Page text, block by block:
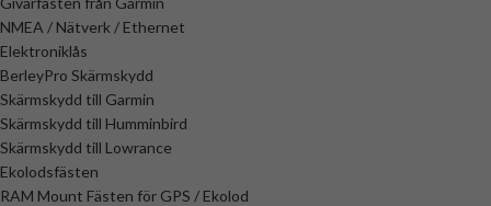
NMEA / Nätverk / Ethernet
Elektroniklås
BerleyPro Skärmskydd
Skärmskydd till Garmin
Skärmskydd till Humminbird
Skärmskydd till Lowrance
Ekolodsfästen
RAM Mount Fästen för GPS / Ekolod